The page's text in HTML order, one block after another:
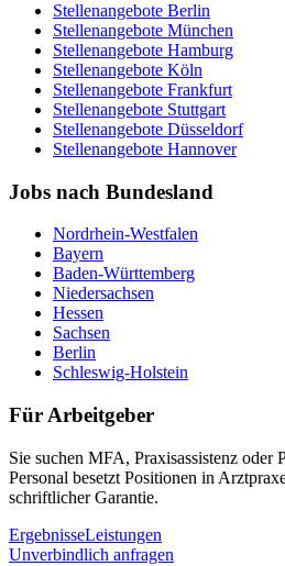
Stellenangebote Berlin
Stellenangebote München
Stellenangebote Hamburg
Stellenangebote Köln
Stellenangebote Frankfurt
Stellenangebote Stuttgart
Stellenangebote Düsseldorf
Stellenangebote Hannover
Jobs nach Bundesland
Nordrhein-Westfalen
Bayern
Baden-Württemberg
Niedersachsen
Hessen
Sachsen
Berlin
Schleswig-Holstein
Für Arbeitgeber
Sie suchen MFA, Praxisassistenz oder
Personal besetzt Positionen in
schriftlicher Garantie.
ErgebnisseLeistungen
Unverbindlich anfragen